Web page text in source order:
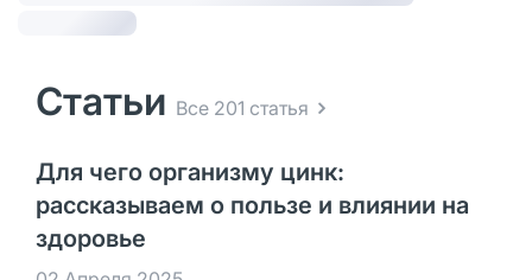
Статьи Все 201 статья
Для чего организму цинк:
рассказываем о пользе и влиянии на
здоровье